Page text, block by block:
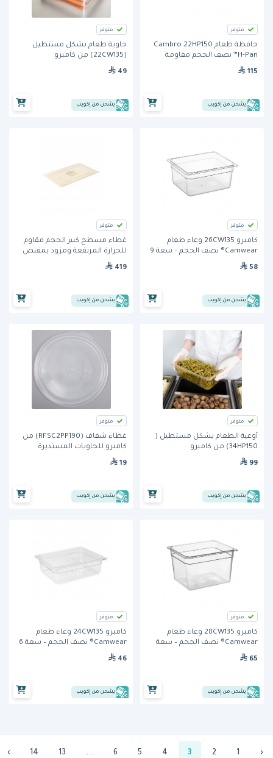
متوفر
حافظة طعام Cambro 22HP150
H-Pan™ نصف الحجم مقاومة
للحرارة – سعة 3.9 لتر، عمق 65 مم
115
يشحن من إكويب
متوفر
حاوية طعام بشكل مستطيل
(22CW135) من كامبرو
49
يشحن من إكويب
متوفر
كامبرو 26CW135 وعاء طعام
Camwear® نصف الحجم – سعة 9
لتر، عمق 150 مم
58
يشحن من إكويب
متوفر
غطاء مسطح كبير الحجم مقاوم
للحرارة المرتفعة ومزود بمقبض
419
يشحن من إكويب
متوفر
أوعية الطعام بشكل مستطيل (
34HP150) من كامبرو
99
يشحن من إكويب
متوفر
غطاء شفاف (RFSC2PP190) من
كامبرو للحاويات المستديرة
كامبرو
19
يشحن من إكويب
متوفر
كامبرو 28CW135 وعاء طعام
Camwear® نصف الحجم – سعة
65
يشحن من إكويب
متوفر
كامبرو 24CW135 وعاء طعام
Camwear® نصف الحجم – سعة 6
لتر، عمق 100 مم
46
يشحن من إكويب
‹
1
2
3
4
5
6
...
13
14
›